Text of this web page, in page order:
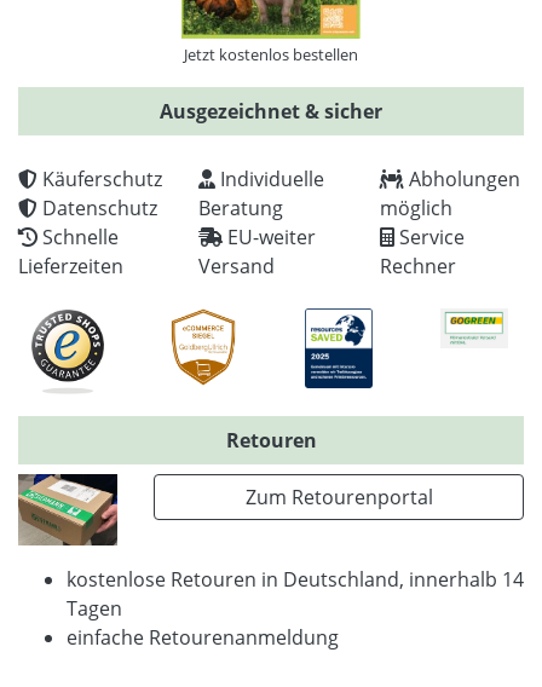
Jetzt kostenlos bestellen
Ausgezeichnet & sicher
Käuferschutz
Datenschutz
Schnelle
Lieferzeiten
Individuelle
Beratung
EU-weiter
Versand
Abholungen
möglich
Service
Rechner
Retouren
Zum Retourenportal
kostenlose Retouren in Deutschland, innerhalb 14
Tagen
einfache Retourenanmeldung